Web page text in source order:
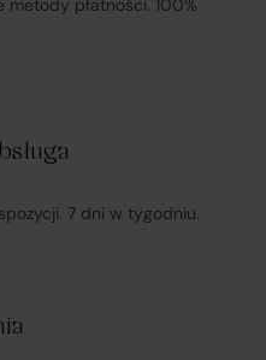
metody płatności. 100%
7 dni w tygodniu.
o prawach